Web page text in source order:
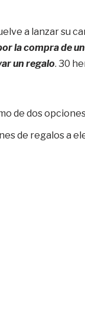
a lanzar su
la compra de
un regalo. 30
de dos
de regalos a